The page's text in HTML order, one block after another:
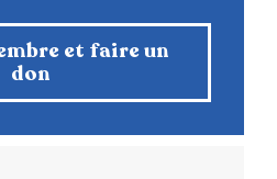
et faire un
don